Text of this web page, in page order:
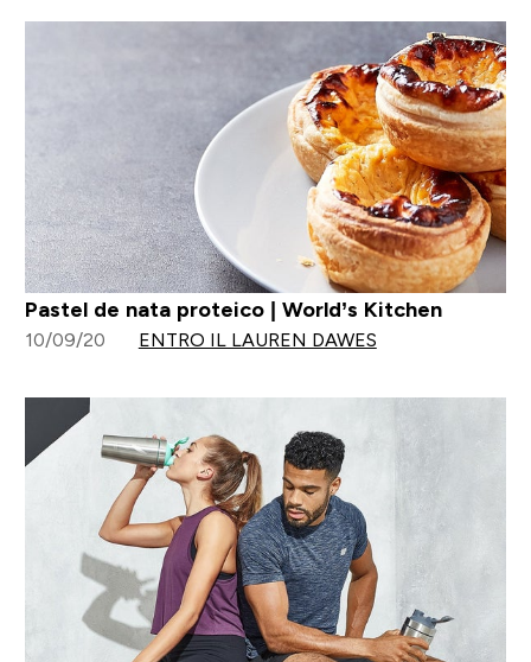
Pastel de nata proteico | World’s Kitchen
10/09/20 ENTRO IL LAUREN DAWES